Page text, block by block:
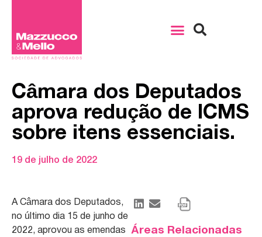
Câmara dos Deputados
aprova redução de ICMS
sobre itens essenciais.
19 de julho de 2022
A Câmara dos Deputados,
no último dia 15 de junho de
2022, aprovou as emendas
Áreas Relacionadas